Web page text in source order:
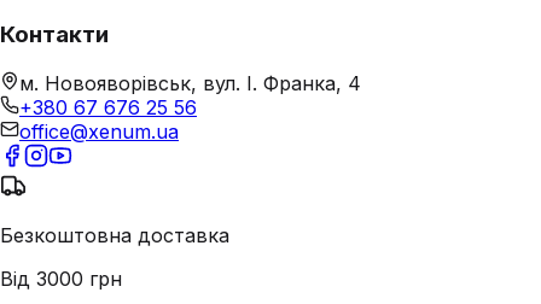
Контакти
м. Новояворівськ, вул. І. Франка, 4
+380 67 676 25 56
office@xenum.ua
Безкоштовна доставка
Від 3000 грн